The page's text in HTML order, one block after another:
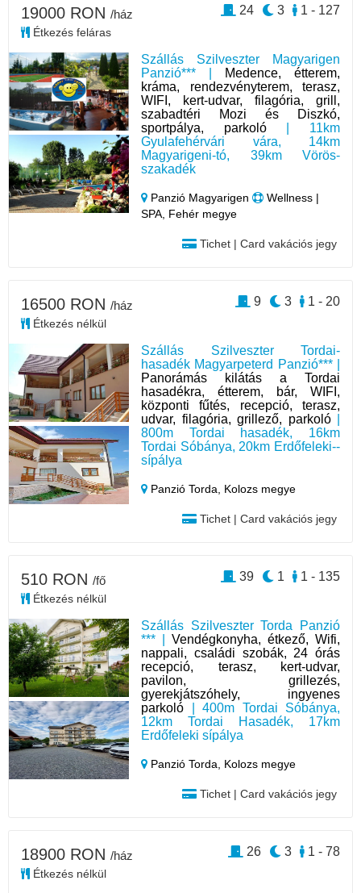
Szállás Szilveszter Magyarigen
Panzió*** |
Medence, étterem,
kráma, rendezvényterem, terasz,
WIFI, kert-udvar, filagória, grill,
szabadtéri Mozi és Diszkó,
sportpálya, parkoló| 11km
Gyulafehérvári vára, 14km
Magyarigeni-tó, 39km Vörös-
szakadék
Panzió Magyarigen
Wellness |
SPA, Fehér megye
Tichet | Card vakációs jegy
19000 RON /ház
Étkezés feláras
1 - 127
3
24
Szállás Szilveszter Tordai-
hasadék Magyarpeterd Panzió*** |
Panorámás kilátás a Tordai
hasadékra, étterem, bár, WIFI,
központi fűtés, recepció, terasz,
udvar, filagória, grillező, parkoló|
800m Tordai hasadék, 16km
Tordai Sóbánya, 20km Erdőfeleki--
sípálya
Panzió Torda, Kolozs megye
Tichet | Card vakációs jegy
16500 RON /ház
Étkezés nélkül
1 - 20
3
9
Szállás Szilveszter Torda Panzió
*** |Vendégkonyha, étkező, Wifi,
nappali, családi szobák, 24 órás
recepció, terasz, kert-udvar,
pavilon, grillezés,
gyerekjátszóhely, ingyenes
parkoló | 400m Tordai Sóbánya,
12km Tordai Hasadék, 17km
Erdőfeleki sípálya
Panzió Torda, Kolozs megye
Tichet | Card vakációs jegy
510 RON /fő
Étkezés nélkül
1 - 135
1
39
18900 RON /ház
Étkezés nélkül
1 - 78
3
26